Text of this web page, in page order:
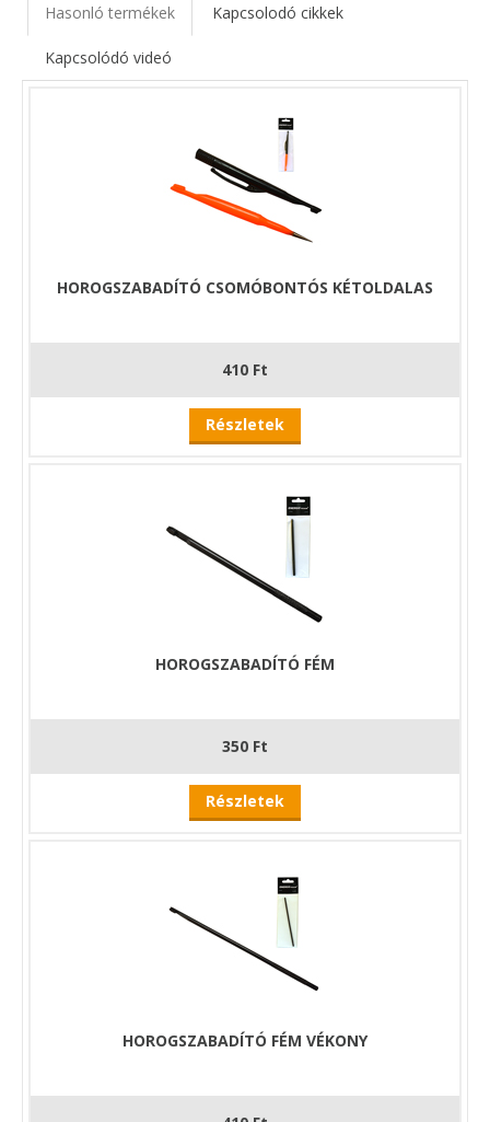
Hasonló termékek Kapcsolodó cikkek
Kapcsolódó videó
HOROGSZABADÍTÓ CSOMÓBONTÓS KÉTOLDALAS
410 Ft
Részletek
HOROGSZABADÍTÓ FÉM
350 Ft
Részletek
HOROGSZABADÍTÓ FÉM VÉKONY